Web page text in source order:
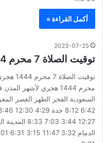
أكمل القراءة »
2023-07-25
توقيت الصلاة 7 محرم 1444 هجري
محرم 1444 هجري لأشهر